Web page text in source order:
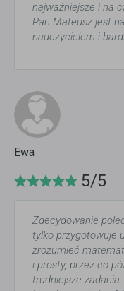
najważniejsze i na
Pan Mateusz jest
nauczycielem i
Ewa
5/5
Zdecydowanie
tylko przygotowuje
zrozumieć
i prosty, przez co
trudniejsze